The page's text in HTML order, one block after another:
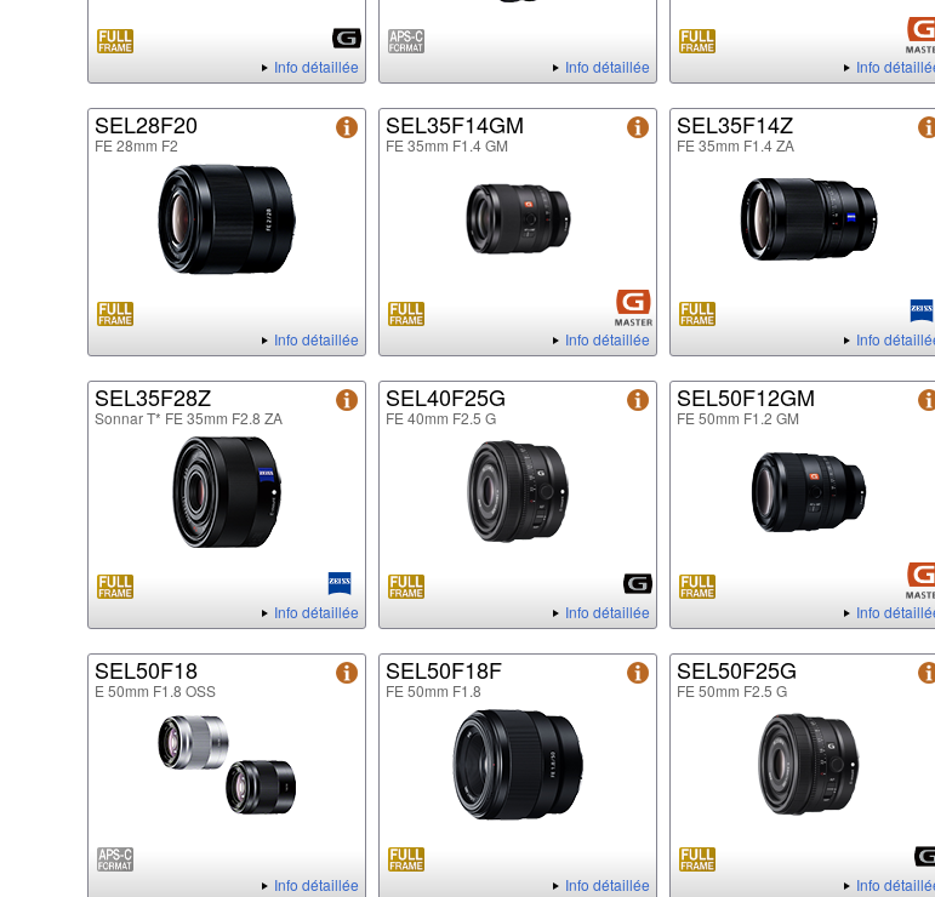
Info détaillée Info détaillée Info
SEL28F20
FE 28mm F2
Info détaillée
SEL35F14GM
FE 35mm F1.4 GM
Info détaillée
SEL35F14Z
FE 35mm F1.4 ZA
Info
SEL35F28Z
Sonnar T* FE 35mm F2.8 ZA
Info détaillée
SEL40F25G
FE 40mm F2.5 G
Info détaillée
SEL50F12GM
FE 50mm F1.2 GM
Info
SEL50F18
E 50mm F1.8 OSS
Info détaillée
SEL50F18F
FE 50mm F1.8
Info détaillée
SEL50F25G
FE 50mm F2.5 G
Info